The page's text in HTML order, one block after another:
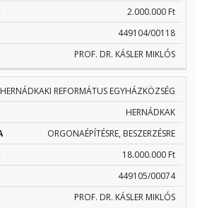
2.000.000 Ft
449104/00118
PROF. DR. KÁSLER MIKLÓS
HERNÁDKAKI REFORMÁTUS EGYHÁZKÖZSÉG
HERNÁDKAK
ORGONAÉPÍTÉSRE, BESZERZÉSRE
18.000.000 Ft
449105/00074
PROF. DR. KÁSLER MIKLÓS